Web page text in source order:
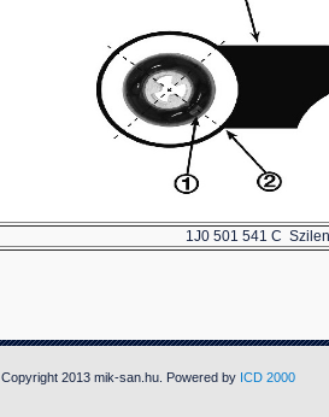
1J0 501 541 C
Copyright 2013 mik-san.hu. Powered by ICD 2000